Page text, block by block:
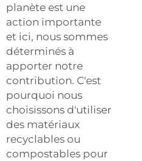
planète est une
action importante
et ici, nous sommes
déterminés à
apporter notre
contribution. C'est
pourquoi nous
choisissons d'utiliser
des matériaux
recyclables ou
compostables pour